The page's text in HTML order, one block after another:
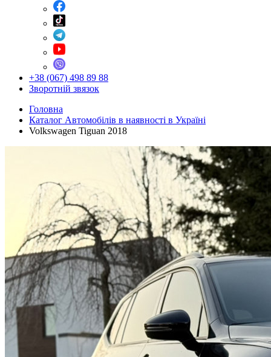
+38 (067) 498 89 88
Зворотній звязок
Головна
Каталог Автомобілів в наявності в Україні
Volkswagen Tiguan 2018